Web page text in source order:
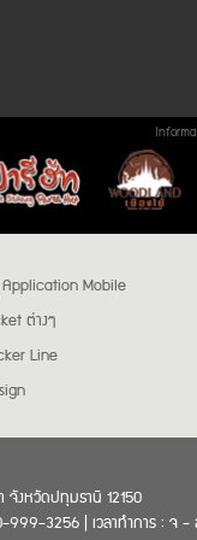
Mobile
ต่างๆ
Line
งหวัดปทุมธานี 12150
3256 | เวลาทำการ : จ -